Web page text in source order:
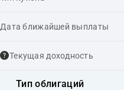
Дата ближайшей выплаты
Текущая доходность
Тип облигаций